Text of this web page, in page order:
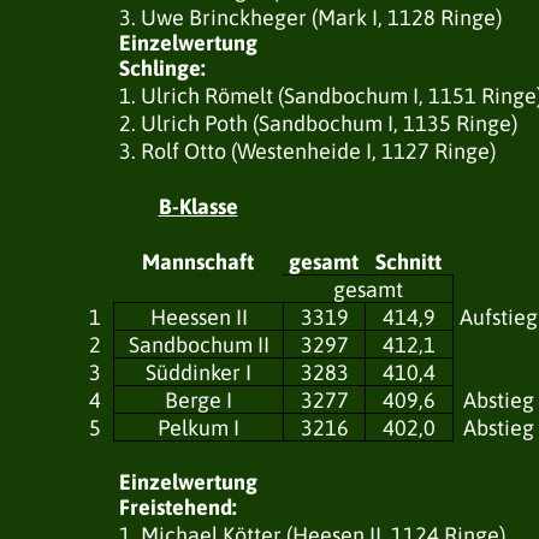
3. Uwe Brinckheger (Mark I, 1128 Ringe)
Einzelwertung
Schlinge:
1. Ulrich Römelt (Sandbochum I, 1151
2. Ulrich Poth (Sandbochum I, 1135 Ringe)
3. Rolf Otto (Westenheide I, 1127 Ringe)
B-Klasse
Mannschaft gesamt
Schnitt
gesamt
1
Heessen II 3319 414,9
Aufstieg
2
Sandbochum II 3297
412,1
3
Süddinker I 3283
410,4
4
Berge I 3277 409,6
Abstieg
5
Pelkum I 3216 402,0 Abstieg
Einzelwertung
Freistehend: